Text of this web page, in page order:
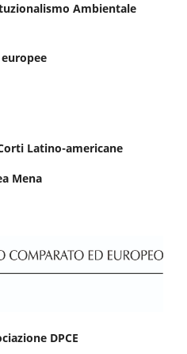
Ambientale
Latino-americane
Mena
DPCE